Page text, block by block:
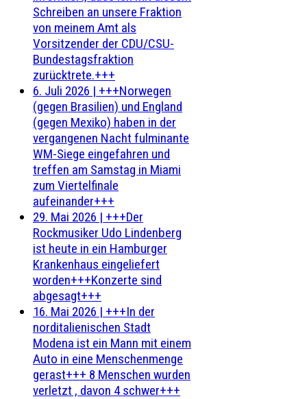
Schreiben an unsere Fraktion
von meinem Amt als
Vorsitzender der CDU/CSU-
Bundestagsfraktion
zurücktrete.+++
6. Juli 2026 | +++Norwegen
(gegen Brasilien) und England
(gegen Mexiko) haben in der
vergangenen Nacht fulminante
WM-Siege eingefahren und
treffen am Samstag in Miami
zum Viertelfinale
aufeinander+++
29. Mai 2026 | +++Der
Rockmusiker Udo Lindenberg
ist heute in ein Hamburger
Krankenhaus eingeliefert
worden+++Konzerte sind
abgesagt+++
16. Mai 2026 | +++In der
norditalienischen Stadt
Modena ist ein Mann mit einem
Auto in eine Menschenmenge
gerast+++ 8 Menschen wurden
verletzt , davon 4 schwer+++